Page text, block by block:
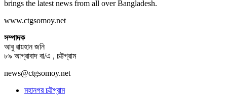
brings the latest news from all over Bangladesh.
www.ctgsomoy.net
সম্পাদক
আবু রায়হান জনি
৮৯ আগ্রাবাদ বা/এ , চট্টগ্রাম
news@ctgsomoy.net
মহানগর চট্টগ্রাম